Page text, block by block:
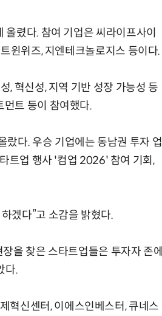
렸다. 참여 기업은 씨라이프사이
윈위즈, 지엔테크놀로지스 등이다.
, 혁신성, 지역 기반 성장 가능성 등
먼트 등이 참여했다.
다. 우승 기업에는 동남권 투자 업
트업 행사 '컴업 2026' 참여 기회,
겠다”고 소감을 밝혔다.
을 찾은 스타트업들은 투자자 존에
다.
혁신센터, 이에스인베스터, 큐네스